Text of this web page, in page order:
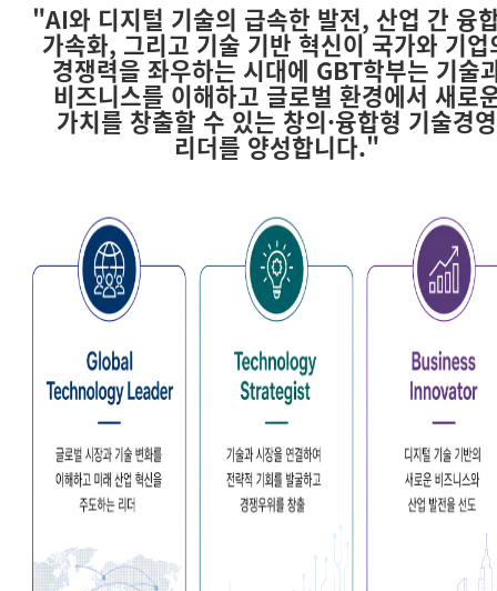
"AI와 디지털 기술의 급속한 발전, 산업 간 융
가속화, 그리고 기술 기반 혁신이 국가와 기업
경쟁력을 좌우하는 시대에 GBT학부는 기술
비즈니스를 이해하고 글로벌 환경에서 새로
가치를 창출할 수 있는 창의·융합형 기술경영
리더를 양성합니다."